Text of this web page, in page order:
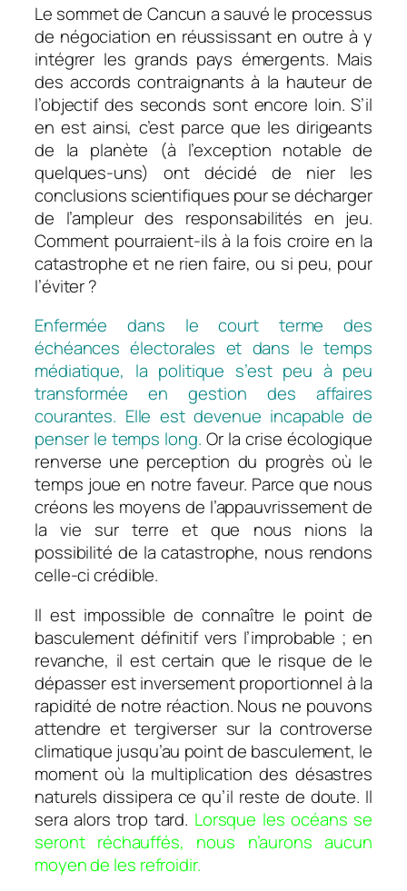
Le sommet de Cancun a sauvé le processus
de négociation en réussissant en outre à y
intégrer les grands pays émergents. Mais
des accords contraignants à la hauteur de
l’objectif des seconds sont encore loin. S’il
en est ainsi, c’est parce que les dirigeants
de la planète (à l’exception notable de
quelques-uns) ont décidé de nier les
conclusions scientifiques pour se décharger
de l’ampleur des responsabilités en jeu.
Comment pourraient-ils à la fois croire en la
catastrophe et ne rien faire, ou si peu, pour
l’éviter ?
Enfermée dans le court terme des
échéances électorales et dans le temps
médiatique, la politique s’est peu à peu
transformée en gestion des affaires
courantes. Elle est devenue incapable de
penser le temps long.Or la crise écologique
renverse une perception du progrès où le
temps joue en notre faveur. Parce que nous
créons les moyens de l’appauvrissement de
la vie sur terre et que nous nions la
possibilité de la catastrophe, nous rendons
celle-ci crédible.
Il est impossible de connaître le point de
basculement définitif vers l’improbable ; en
revanche, il est certain que le risque de le
dépasser est inversement proportionnel à la
rapidité de notre réaction. Nous ne pouvons
attendre et tergiverser sur la controverse
climatique jusqu’au point de basculement, le
moment où la multiplication des désastres
naturels dissipera ce qu’il reste de doute. Il
sera alors trop tard. Lorsque les océans se
seront réchauffés, nous n’aurons aucun
moyen de les refroidir.